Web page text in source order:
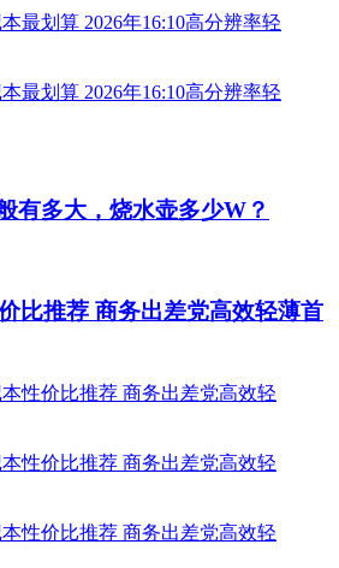
有多大，烧水壶多少W？
比推荐 商务出差党高效轻薄首